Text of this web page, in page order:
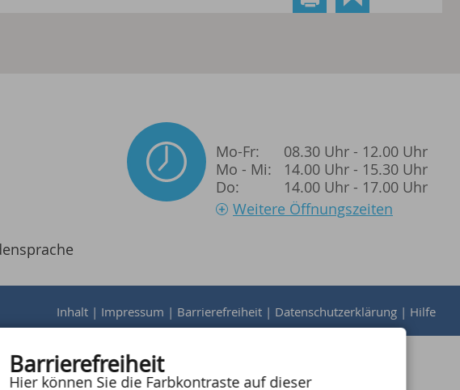
Mo-Fr:
Mo - Mi:
Do:
08.30 Uhr - 12.00 Uhr
14.00 Uhr - 15.30 Uhr
14.00 Uhr - 17.00 Uhr
Weitere Öffnungszeiten
Inhalt| Impressum | Barrierefreiheit| Datenschutzerklärung| Hilfe
Barrierefreiheit
Hier können Sie die Farbkontraste auf dieser